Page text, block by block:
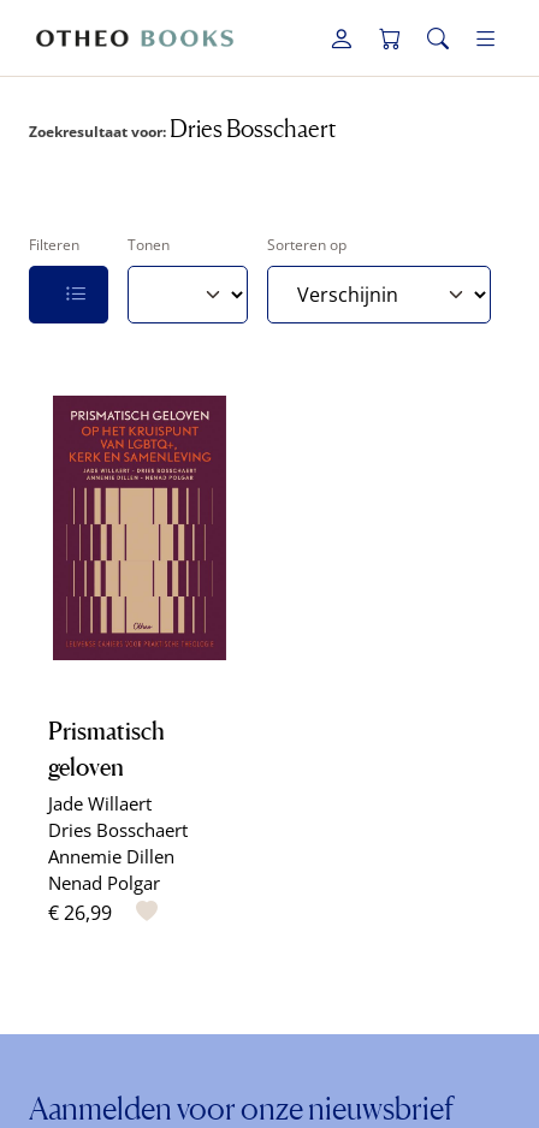
Zoekresultaat voor: Dries Bosschaert
Filteren Tonen Sorteren op
Prismatisch
geloven
Jade Willaert
Dries Bosschaert
Annemie Dillen
Nenad Polgar
€ 26,99
Aanmelden voor onze nieuwsbrief